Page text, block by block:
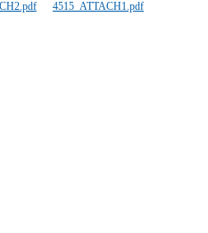
4515_ATTACH1.pdf